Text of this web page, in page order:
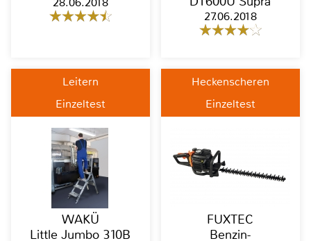
27.06.2018
Leitern
Einzeltest
WAKÜ
Little Jumbo 310B
Heckenscheren
Einzeltest
FUXTEC
Benzin-